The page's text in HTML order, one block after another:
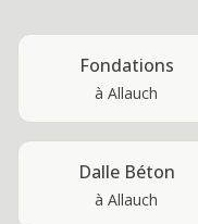
Fondations
à Allauch
Dalle Béton
à Allauch